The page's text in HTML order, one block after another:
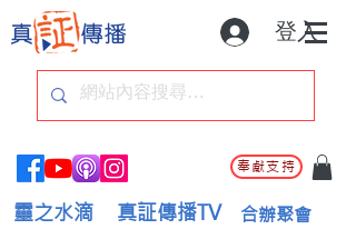
登入
奉獻支持
靈之水滴 真証傳播TV 合辦聚會